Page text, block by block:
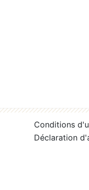
Conditions
Déclaration